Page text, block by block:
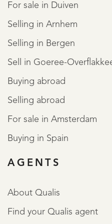
comfort.
De keuken is vernieuwd in
waaronder een Smeg met
meerdere ovens en een grill.
keuken over een afzuigkap,
koffiemachine, Quooker,
De waterdichte kelderruimte
plavuizen. De kelder biedt
For sale in Duiven
Selling in Arnhem
Selling in Bergen
Sell in Goeree-
Buying abroad
Selling abroad
For sale in Amsterdam
Buying in Spain
AGENTS
About Qualis
Find your Qualis agent